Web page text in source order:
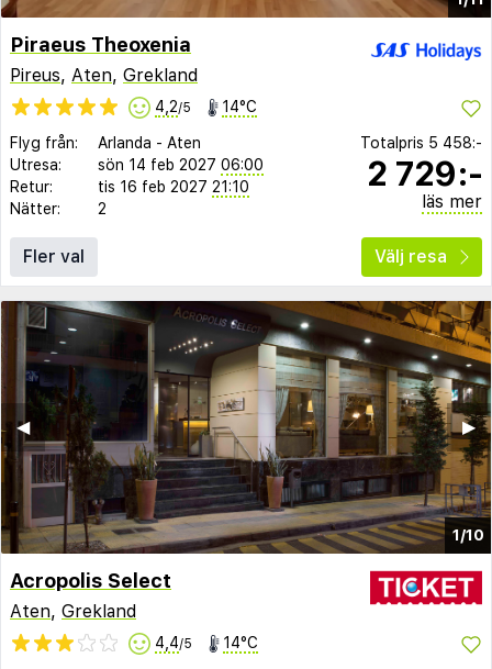
Piraeus Theoxenia
Pireus, Aten, Grekland
4,2/5 14°C
Flyg från: Arlanda - Aten
Utresa:
sön 14 feb 2027 06:00
Retur:
tis 16 feb 2027 21:10
Nätter:
2
Totalpris 5 458:-
2 729:-
läs mer
Fler val Välj resa
1/10
▶︎
◀︎
Acropolis Select
Aten, Grekland
4,4/5 14°C